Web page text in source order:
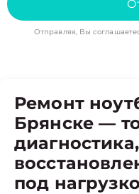
Отправляя, Вы
Ремонт
Брянске —
под